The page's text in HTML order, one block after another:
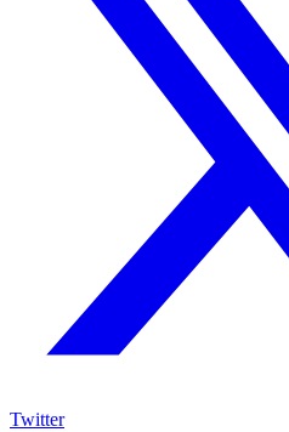
Twitter